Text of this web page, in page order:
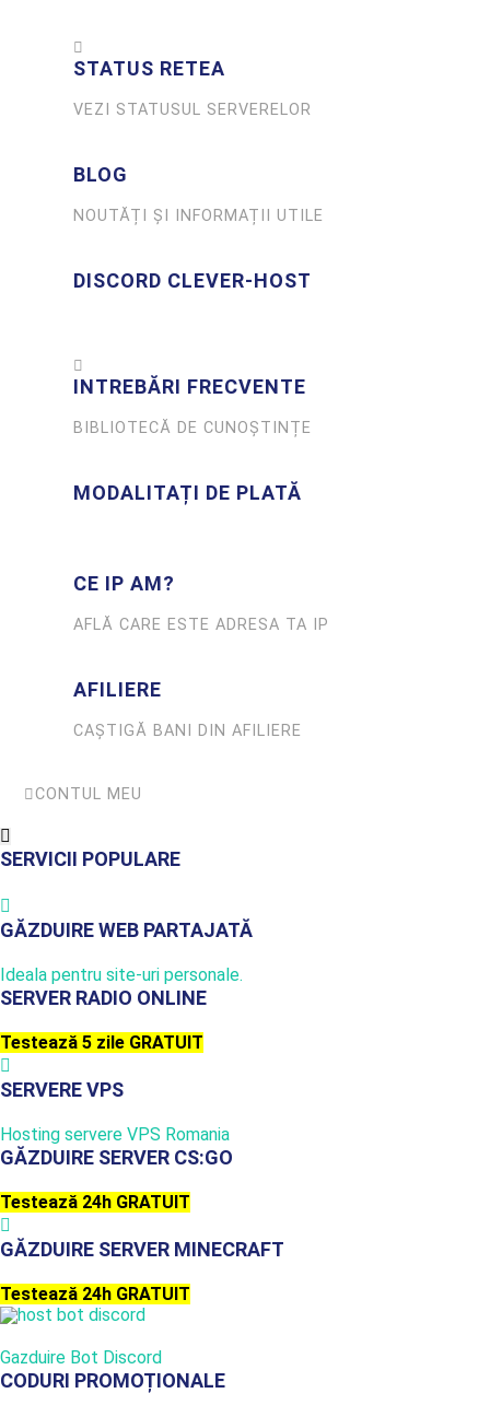
STATUS RETEA
VEZI STATUSUL SERVERELOR
BLOG
NOUTĂȚI ȘI INFORMAȚII UTILE
DISCORD CLEVER-HOST
INTREBĂRI FRECVENTE
BIBLIOTECĂ DE CUNOȘTINȚE
MODALITAȚI DE PLATĂ
CE IP AM?
AFLĂ CARE ESTE ADRESA TA IP
AFILIERE
CAȘTIGĂ BANI DIN AFILIERE
CONTUL MEU
SERVICII POPULARE
GĂZDUIRE WEB PARTAJATĂ
Ideala pentru site-uri personale.
SERVER RADIO ONLINE
Testează 5 zile GRATUIT
SERVERE VPS
Hosting servere VPS Romania
GĂZDUIRE SERVER CS:GO
Testează 24h GRATUIT
GĂZDUIRE SERVER MINECRAFT
Testează 24h GRATUIT
Gazduire Bot Discord
CODURI PROMOȚIONALE